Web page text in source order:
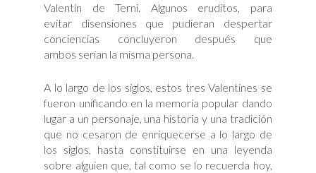
Valentín de Terni. Algunos eruditos, para
evitar disensiones que pudieran despertar
conciencias concluyeron después que
ambos serían la misma persona.
A lo largo de los siglos, estos tres Valentines se
fueron unificando en la memoria popular dando
lugar a un personaje, una historia y una tradición
que no cesaron de enriquecerse a lo largo de
los siglos, hasta constituirse en una leyenda
sobre alguien que, tal como se lo recuerda hoy,